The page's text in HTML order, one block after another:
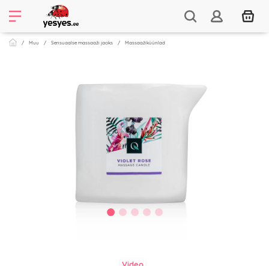
Muu Sensuaalse massaaži jaoks Massaažiküünlad